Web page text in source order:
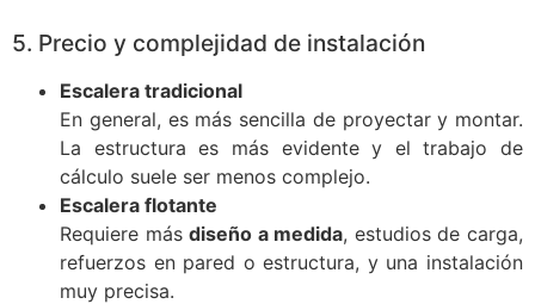
5. Precio y complejidad de instalación
Escalera tradicional
En general, es más sencilla de proyectar y montar.
La estructura es más evidente y el trabajo de
cálculo suele ser menos complejo.
Escalera flotante
Requiere másdiseño a medida, estudios de carga,
refuerzos en pared o estructura, y una instalación
muy precisa.